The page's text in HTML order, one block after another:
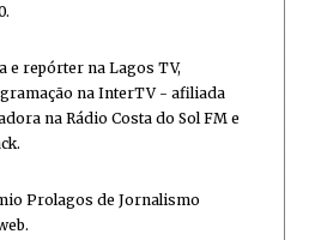
e repórter na Lagos TV,
na InterTV - afiliada
na Rádio Costa do Sol FM e
Prolagos de Jornalismo